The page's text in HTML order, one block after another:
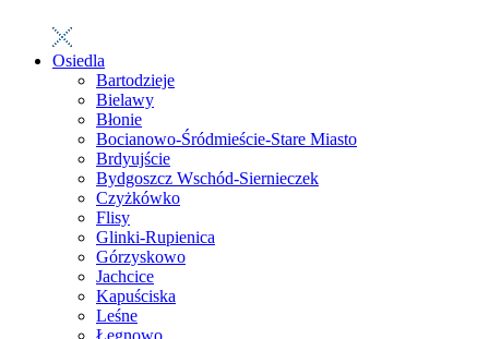
Osiedla
Bartodzieje
Bielawy
Błonie
Bocianowo-Śródmieście-Stare Miasto
Brdyujście
Bydgoszcz Wschód-Siernieczek
Czyżkówko
Flisy
Glinki-Rupienica
Górzyskowo
Jachcice
Kapuściska
Leśne
Łęgnowo